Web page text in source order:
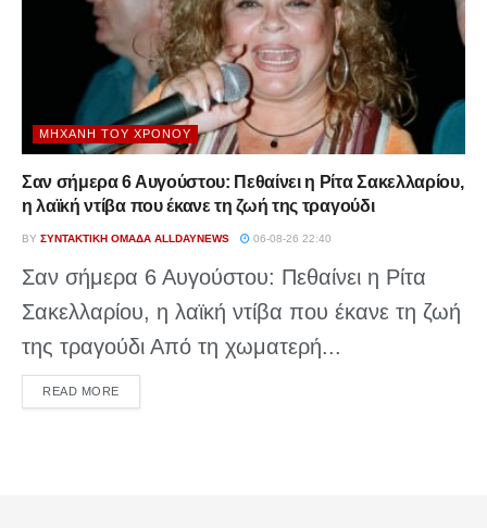
ΜΗΧΑΝΉ ΤΟΥ ΧΡΌΝΟΥ
Σαν σήμερα 6 Αυγούστου: Πεθαίνει η Ρίτα Σακελλαρίου,
η λαϊκή ντίβα που έκανε τη ζωή της τραγούδι
BY ΣΥΝΤΑΚΤΙΚΉ ΟΜΆΔΑ ALLDAYNEWS 06-08-26 22:40
Σαν σήμερα 6 Αυγούστου: Πεθαίνει η Ρίτα
Σακελλαρίου, η λαϊκή ντίβα που έκανε τη ζωή
της τραγούδι Από τη χωματερή...
READ MOREDETAILS